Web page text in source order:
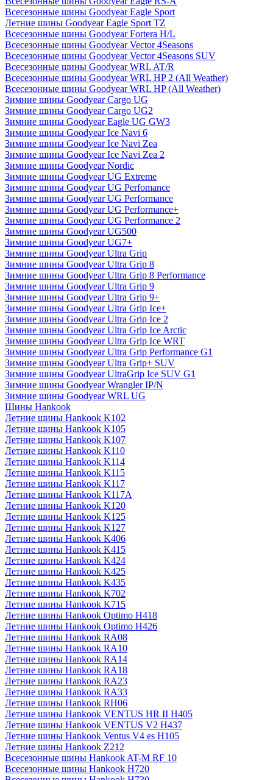
Всесезонные шины Goodyear Eagle Sport
Летние шины Goodyear Eagle Sport TZ
Всесезонные шины Goodyear Fortera H/L
Всесезонные шины Goodyear Vector 4Seasons
Всесезонные шины Goodyear Vector 4Seasons SUV
Всесезонные шины Goodyear WRL AT/R
Всесезонные шины Goodyear WRL HP 2 (All Weather)
Всесезонные шины Goodyear WRL HP (All Weather)
Зимние шины Goodyear Cargo UG
Зимние шины Goodyear Cargo UG2
Зимние шины Goodyear Eagle UG GW3
Зимние шины Goodyear Ice Navi 6
Зимние шины Goodyear Ice Navi Zea
Зимние шины Goodyear Ice Navi Zea 2
Зимние шины Goodyear Nordic
Зимние шины Goodyear UG Extreme
Зимние шины Goodyear UG Perfomance
Зимние шины Goodyear UG Performance
Зимние шины Goodyear UG Performance+
Зимние шины Goodyear UG Performance 2
Зимние шины Goodyear UG500
Зимние шины Goodyear UG7+
Зимние шины Goodyear Ultra Grip
Зимние шины Goodyear Ultra Grip 8
Зимние шины Goodyear Ultra Grip 8 Performance
Зимние шины Goodyear Ultra Grip 9
Зимние шины Goodyear Ultra Grip 9+
Зимние шины Goodyear Ultra Grip Ice+
Зимние шины Goodyear Ultra Grip Ice 2
Зимние шины Goodyear Ultra Grip Ice Arctic
Зимние шины Goodyear Ultra Grip Ice WRT
Зимние шины Goodyear Ultra Grip Performance G1
Зимние шины Goodyear Ultra Grip+ SUV
Зимние шины Goodyear UltraGrip Ice SUV G1
Зимние шины Goodyear Wrangler IP/N
Зимние шины Goodyear WRL UG
Шины Hankook
Летние шины Hankook K102
Летние шины Hankook K105
Летние шины Hankook K107
Летние шины Hankook K110
Летние шины Hankook K114
Летние шины Hankook K115
Летние шины Hankook K117
Летние шины Hankook K117A
Летние шины Hankook K120
Летние шины Hankook K125
Летние шины Hankook K127
Летние шины Hankook K406
Летние шины Hankook K415
Летние шины Hankook K424
Летние шины Hankook K425
Летние шины Hankook K435
Летние шины Hankook K702
Летние шины Hankook K715
Летние шины Hankook Optimo H418
Летние шины Hankook Optimo H426
Летние шины Hankook RA08
Летние шины Hankook RA10
Летние шины Hankook RA14
Летние шины Hankook RA18
Летние шины Hankook RA23
Летние шины Hankook RA33
Летние шины Hankook RH06
Летние шины Hankook VENTUS HR II H405
Летние шины Hankook VENTUS V2 H437
Летние шины Hankook Ventus V4 es H105
Летние шины Hankook Z212
Всесезонные шины Hankook AT-M RF 10
Всесезонные шины Hankook H720